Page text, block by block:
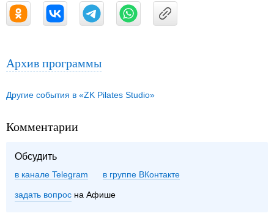
Архив программы
Другие события в «ZK Pilates Studio»
Комментарии
Обсудить
в канале Telegram группе ВКонтакте
задать вопрос на Афише